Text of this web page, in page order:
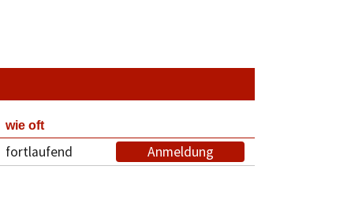
wie oft
fortlaufend Anmeldung